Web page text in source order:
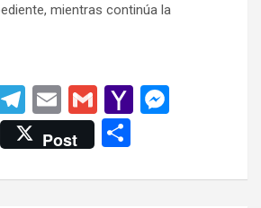
mientras continúa la
T
el
e
gr
E
m
ail
G
m
ail
Y
o
n
Post
m